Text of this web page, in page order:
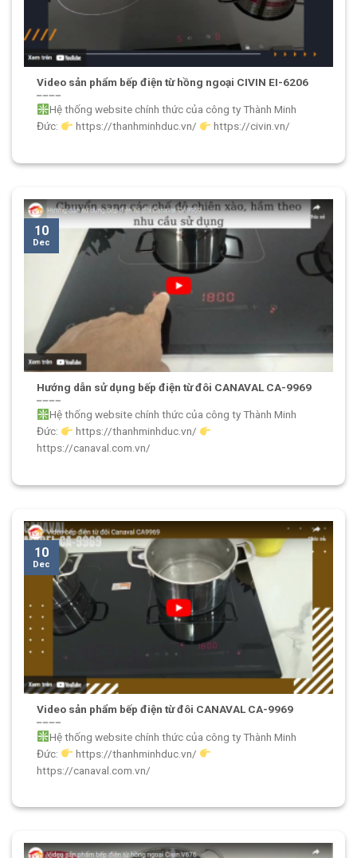
Video sản phẩm bếp điện từ hồng ngoại CIVIN EI-6206
Hệ thống website chính thức của công ty Thành Minh
Đức:
https://thanhminhduc.vn/ https://civin.vn/
Hướng dẫn sử dụng bếp điện từ đôi CANAVAL CA-9969
Hệ thống website chính thức của công ty Thành Minh
Đức:
https://thanhminhduc.vn/
https://canaval.com.vn/
10
Dec
Video sản phẩm bếp điện từ đôi CANAVAL CA-9969
Hệ thống website chính thức của công ty Thành Minh
Đức:
https://thanhminhduc.vn/
https://canaval.com.vn/
10
Dec